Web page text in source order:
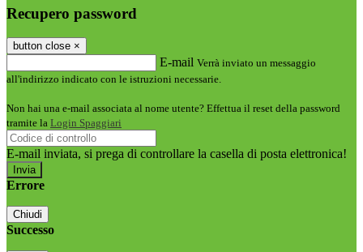
Recupero password
button close ×
E-mail Verrà inviato un messaggio
all'indirizzo indicato con le istruzioni necessarie.
Non hai una e-mail associata al nome utente? Effettua il reset della password
tramite la Login Spaggiari
E-mail inviata, si prega di controllare la casella di posta elettronica!
Errore
Chiudi
Successo